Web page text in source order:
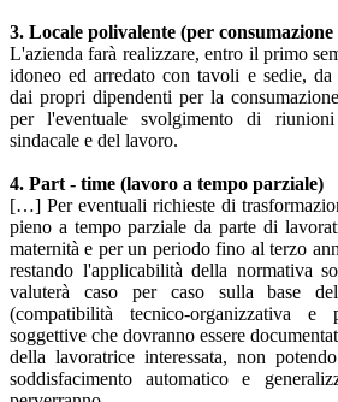
3. Locale polivalente (per
L'azienda farà realizzare, entro il primo
idoneo ed arredato con tavoli e sedie, da
dai propri dipendenti per la
per l'eventuale svolgimento di
sindacale e del lavoro.
4. Part - time (lavoro a tempo parziale)
[…] Per eventuali richieste di
pieno a tempo parziale da parte di
maternità e per un periodo fino al terzo
restando l'applicabilità della normativa
valuterà caso per caso sulla base
(compatibilità tecnico-organizzativa e
soggettive che dovranno essere
della lavoratrice interessata, non
soddisfacimento automatico e